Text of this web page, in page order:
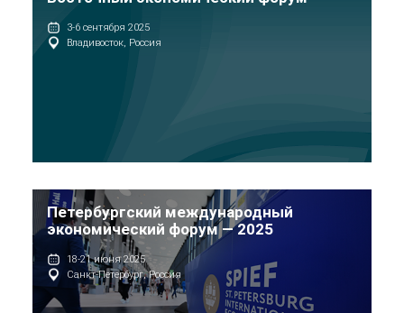
3-6 сентября 2025
Владивосток, Россия
Петербургский международный
экономический форум — 2025
18-21 июня 2025
Санкт-Петербург, Россия